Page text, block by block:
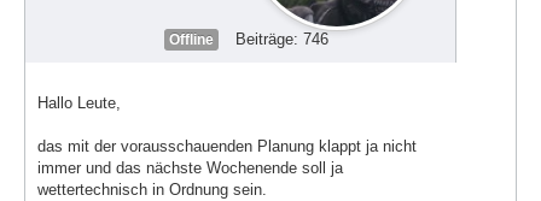
Offline Beiträge: 746
Hallo Leute,
das mit der vorausschauenden Planung klappt ja nicht
immer und das nächste Wochenende soll ja
wettertechnisch in Ordnung sein.